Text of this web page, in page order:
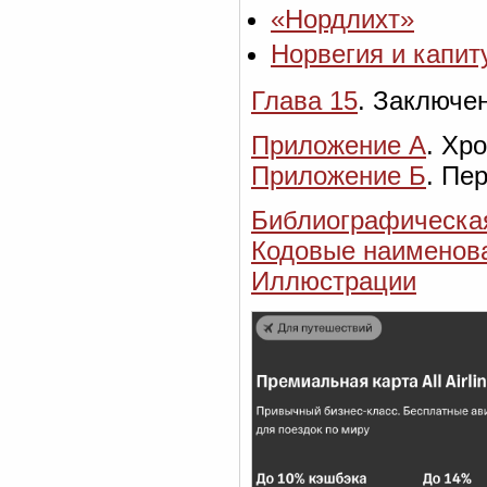
«Нордлихт»
Норвегия и
Глава 15.
Приложение А.
Приложение Б.
Кодовые
Иллюстрации